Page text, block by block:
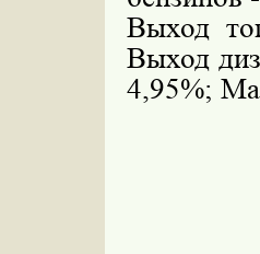
Выход
Выход
4,95%;